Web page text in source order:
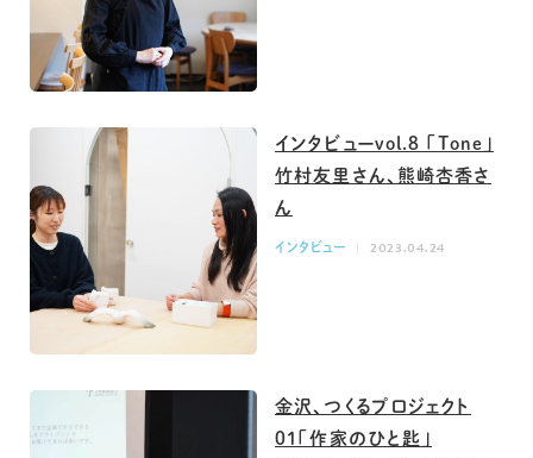
インタビューvol.8 「Tone」
竹村友里さん、熊崎杏香さ
ん
インタビュー 2023.04.24
金沢、つくるプロジェクト
01「作家のひと匙」